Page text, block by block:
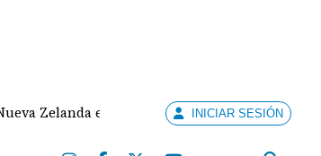
en cuadrangular internacional en Japón
INICIAR SESIÓN